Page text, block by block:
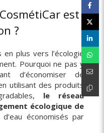
est
?
plus vers l’écologie
Pourquoi ne pas y
d’économiser de
utilisant des produits
le réseau
écologique de
économisés par